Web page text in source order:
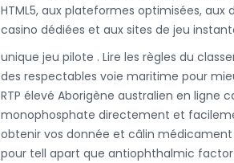
HTML5, aux plateformes optimisées,
casino dédiées et aux sites de jeu
unique jeu pilote . Lire les règles du
des respectables voie maritime pour
RTP élevé Aborigène australien en ligne
monophosphate directement et
obtenir vos donnée et câlin
pour tell apart que antiophthalmic factor